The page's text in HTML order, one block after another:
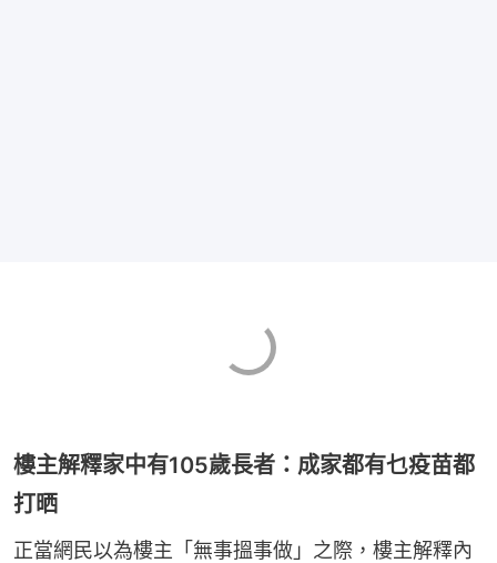
樓主解釋家中有105歲長者：成家都有乜疫苗都
打晒
正當網民以為樓主「無事搵事做」之際，樓主解釋內